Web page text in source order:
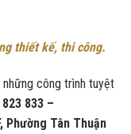
thiết kế, thi công.
công trình tuyệt
833 –
Phường Tân Thuận